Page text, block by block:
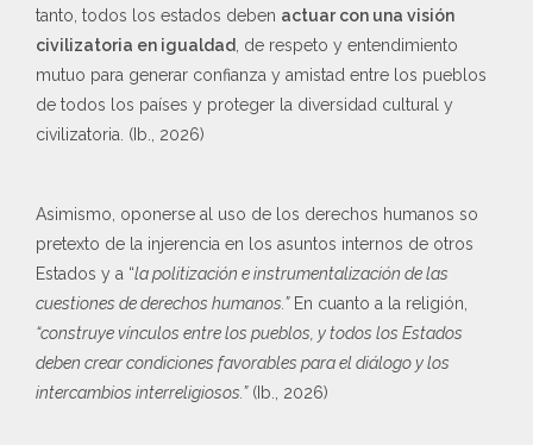
tanto, todos los estados deben actuar con una visión
civilizatoria en igualdad
, de respeto y entendimiento
mutuo para generar confianza y amistad entre los pueblos
de todos los países y proteger la diversidad cultural y
civilizatoria. (Ib., 2026)
Asimismo, oponerse al uso de los derechos humanos so
pretexto de la injerencia en los asuntos internos de otros
Estados y a “la politización e instrumentalización de las
cuestiones de derechos humanos.”En cuanto a la religión,
“construye vínculos entre los pueblos, y todos los Estados
deben crear condiciones favorables para el diálogo y los
intercambios interreligiosos.”(Ib., 2026)